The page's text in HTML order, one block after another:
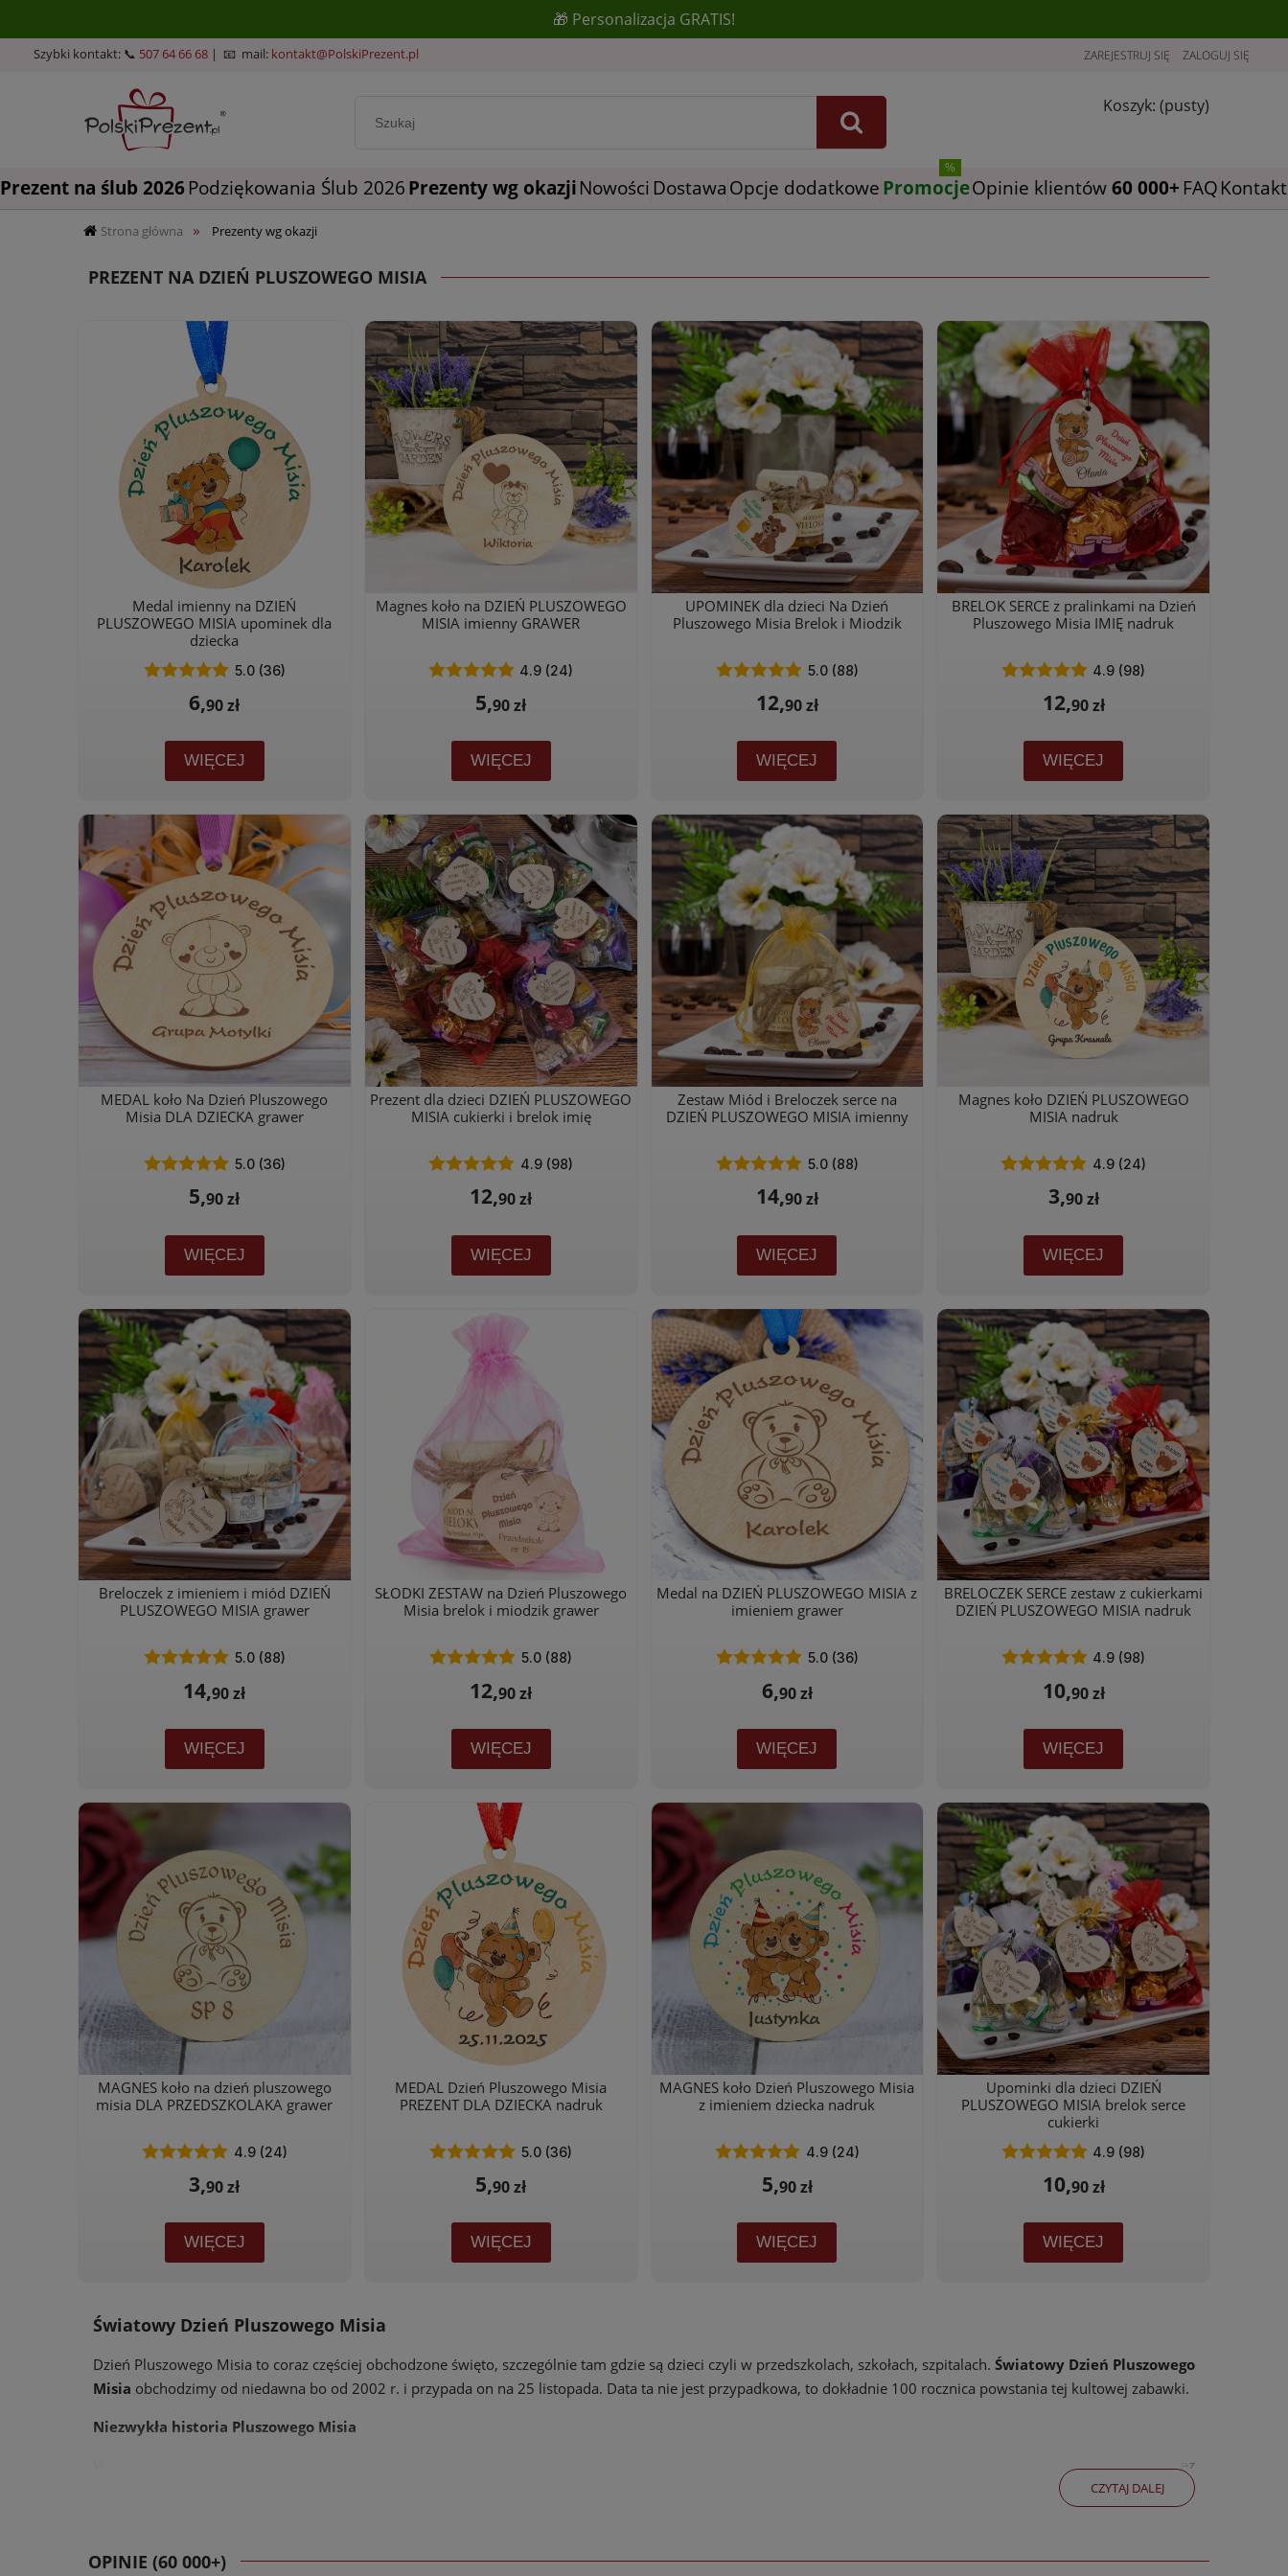
🎁 Personalizacja GRATIS!
Szybki kontakt: 📞 507 64 66 68 | 📧 mail: kontakt@PolskiPrezent.pl ZAREJESTRUJ SIĘ ZALOGUJ SIĘ
Koszyk: (pusty)
Prezent na ślub 2026Podziękowania Ślub 2026Prezenty wg okazjiNowości DostawaOpcje dodatkowePromocjeOpinie klientów FAQKontakt
Strona główna » Prezenty wg okazji
PREZENT NA DZIEŃ PLUSZOWEGO MISIA
Medal imienny na DZIEŃ
PLUSZOWEGO MISIA upominek dla
dziecka
5.0 (36)
6,90 zł
WIĘCEJ
Magnes koło na DZIEŃ PLUSZOWEGO
MISIA imienny GRAWER
4.9 (24)
5,90 zł
WIĘCEJ
UPOMINEK dla dzieci Na Dzień
Pluszowego Misia Brelok i Miodzik
5.0 (88)
12,90 zł
WIĘCEJ
BRELOK SERCE z pralinkami na Dzień
Pluszowego Misia IMIĘ nadruk
4.9 (98)
12,90 zł
WIĘCEJ
MEDAL koło Na Dzień Pluszowego
Misia DLA DZIECKA grawer
5.0 (36)
5,90 zł
WIĘCEJ
Prezent dla dzieci DZIEŃ PLUSZOWEGO
MISIA cukierki i brelok imię
4.9 (98)
12,90 zł
WIĘCEJ
Zestaw Miód i Breloczek serce na
DZIEŃ PLUSZOWEGO MISIA imienny
5.0 (88)
14,90 zł
WIĘCEJ
Magnes koło DZIEŃ PLUSZOWEGO
MISIA nadruk
4.9 (24)
3,90 zł
WIĘCEJ
Breloczek z imieniem i miód DZIEŃ
PLUSZOWEGO MISIA grawer
5.0 (88)
14,90 zł
WIĘCEJ
SŁODKI ZESTAW na Dzień Pluszowego
Misia brelok i miodzik grawer
5.0 (88)
12,90 zł
WIĘCEJ
Medal na DZIEŃ PLUSZOWEGO MISIA z
imieniem grawer
5.0 (36)
6,90 zł
WIĘCEJ
BRELOCZEK SERCE zestaw z cukierkami
DZIEŃ PLUSZOWEGO MISIA nadruk
4.9 (98)
10,90 zł
WIĘCEJ
MAGNES koło na dzień pluszowego
misia DLA PRZEDSZKOLAKA grawer
4.9 (24)
3,90 zł
WIĘCEJ
MEDAL Dzień Pluszowego Misia
PREZENT DLA DZIECKA nadruk
5.0 (36)
5,90 zł
WIĘCEJ
MAGNES koło Dzień Pluszowego Misia
z imieniem dziecka nadruk
4.9 (24)
5,90 zł
WIĘCEJ
Upominki dla dzieci DZIEŃ
PLUSZOWEGO MISIA brelok serce
cukierki
4.9 (98)
10,90 zł
WIĘCEJ
Światowy Dzień Pluszowego Misia
Dzień Pluszowego Misia to coraz częściej obchodzone święto, szczególnie tam gdzie są dzieci czyli w przedszkolach, szkołach, szpitalach. Światowy Dzień Pluszowego
Misia obchodzimy od niedawna bo od 2002 r. i przypada on na 25 listopada. Data ta nie jest przypadkowa, to dokładnie 100 rocznica powstania tej kultowej zabawki.
Niezwykła historia Pluszowego Misia
Wszystko zaczęło się w 1902 roku w Stanach Zjednoczonych. Wówczas ówczesny prezydent Stanów Zjednoczonych Teodor Roosvelt wybrał się na polowanie. Przez
wiele godzin nie udało mu się nic upolować, wtedy to jeden z jego towarzyszy postrzelił małego niedźwiadka i przyniósł go prezydentowi Roosveltowi. Prezydent kiedy
zobaczył małe, przerażone zwierzątko kazał je natychmiast wypuścić. Sytuacja ta została uwieczniona przez rysownika, który był świadkiem wydarzenia. Rysunek
nazwę od zdrobnienia imienia prezydenta Roosvelta:Teddy Bear. Ta nazwa obecnie w języku angielskim określa wszystkie pluszowe misie.
CZYTAJ DALEJ
OPINIE (60 000+)